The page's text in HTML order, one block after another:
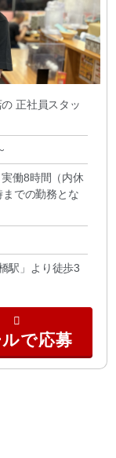
正社員スタッ
実働8時間（内休
での勤務とな
駅」より徒歩3